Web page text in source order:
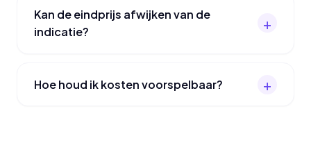
Kan de eindprijs afwijken van de
indicatie?
Hoe houd ik kosten voorspelbaar?